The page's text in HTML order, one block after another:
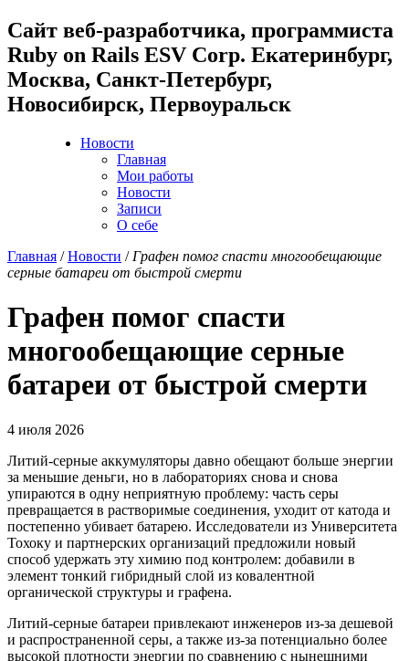
Cайт веб-разработчика, программиста
Ruby on Rails ESV Corp. Екатеринбург,
Москва, Санкт-Петербург,
Новосибирск, Первоуральск
Новости
Главная
Мои работы
Новости
Записи
О себе
Главная /Новости / Графен помог спасти многообещающие
серные батареи от быстрой смерти
Графен помог спасти
многообещающие серные
батареи от быстрой смерти
4 июля 2026
Литий-серные аккумуляторы давно обещают больше энергии
за меньшие деньги, но в лабораториях снова и снова
упираются в одну неприятную проблему: часть серы
превращается в растворимые соединения, уходит от катода и
постепенно убивает батарею. Исследователи из Университета
Тохоку и партнерских организаций предложили новый
способ удержать эту химию под контролем: добавили в
элемент тонкий гибридный слой из ковалентной
органической структуры и графена.
Литий-серные батареи привлекают инженеров из-за дешевой
и распространенной серы, а также из-за потенциально более
высокой плотности энергии по сравнению с нынешними